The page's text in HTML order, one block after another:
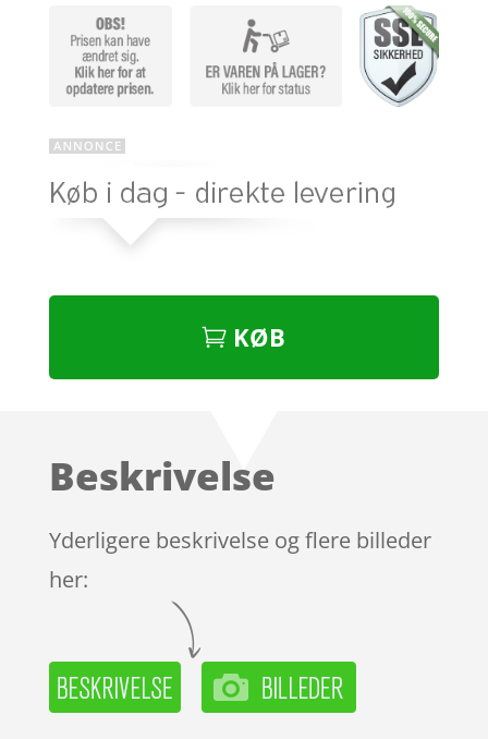
KØB
Beskrivelse
Yderligere beskrivelse og flere billeder
her: